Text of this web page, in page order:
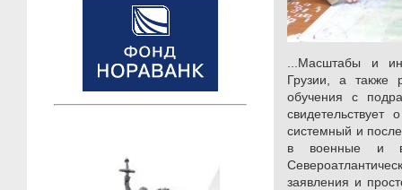
...Масштабы и
Грузии, а также
обучения с
системный и
в военные и
заявления и